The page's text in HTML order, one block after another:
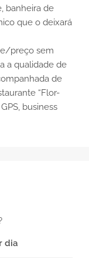
banheira de
que o deixará
preço sem
a qualidade de
de
“Flor-
business
dia